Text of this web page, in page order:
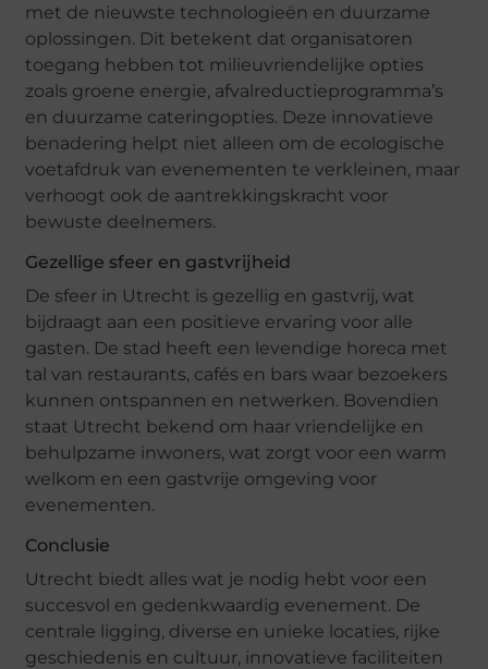
met de nieuwste technologieën en duurzame
oplossingen. Dit betekent dat organisatoren
toegang hebben tot milieuvriendelijke opties
zoals groene energie, afvalreductieprogramma’s
en duurzame cateringopties. Deze innovatieve
benadering helpt niet alleen om de ecologische
voetafdruk van evenementen te verkleinen, maar
verhoogt ook de aantrekkingskracht voor
bewuste deelnemers.
Gezellige sfeer en gastvrijheid
De sfeer in Utrecht is gezellig en gastvrij, wat
bijdraagt aan een positieve ervaring voor alle
gasten. De stad heeft een levendige horeca met
tal van restaurants, cafés en bars waar bezoekers
kunnen ontspannen en netwerken. Bovendien
staat Utrecht bekend om haar vriendelijke en
behulpzame inwoners, wat zorgt voor een warm
welkom en een gastvrije omgeving voor
evenementen.
Conclusie
Utrecht biedt alles wat je nodig hebt voor een
succesvol en gedenkwaardig evenement. De
centrale ligging, diverse en unieke locaties, rijke
geschiedenis en cultuur, innovatieve faciliteiten